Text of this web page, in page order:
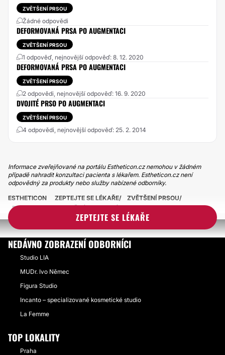
ZVĚTŠENÍ PRSOU
Žádné odpovědi
DEFORMOVANÁ PRSA PO AUGMENTACI
ZVĚTŠENÍ PRSOU
1 odpověď, nejnovější odpověď: 8. 12. 2020
DEFORMOVANÁ PRSA PO AUGMENTACI
ZVĚTŠENÍ PRSOU
2 odpovědi, nejnovější odpověď: 16. 9. 2020
DVOJITÉ PRSO PO AUGMENTACI
ZVĚTŠENÍ PRSOU
4 odpovědi, nejnovější odpověď: 25. 2. 2014
Informace zveřejňované na portálu Estheticon.cz nemohou v žádném
případě nahradit konzultaci pacienta s lékařem. Estheticon.cz není
odpovědný za produkty nebo služby nabízené odborníky.
ZEPTEJTE SE LÉKAŘE
ESTHETICON ZEPTEJTE SE LÉKAŘE
ZVĚTŠENÍ PRSOU
PO AUGMENTACI KAŽDÉ PRSO JINÉ
NEDÁVNO ZOBRAZENÍ ODBORNÍCI
Studio LIA
MUDr. Ivo Němec
Figura Studio
Incanto – specializované kosmetické studio
La Femme
TOP LOKALITY
Praha